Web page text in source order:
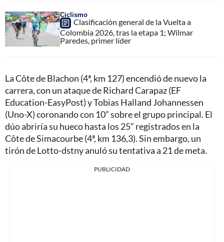
Ciclismo
Clasificación general de la Vuelta a
Colombia 2026, tras la etapa 1; Wilmar
Paredes, primer líder
La Côte de Blachon (4ª, km 127) encendió de nuevo la
carrera, con un ataque de Richard Carapaz (EF
Education-EasyPost) y Tobias Halland Johannessen
(Uno-X) coronando con 10” sobre el grupo principal. El
dúo abriría su hueco hasta los 25” registrados en la
Côte de Simacourbe (4ª, km 136,3). Sin embargo, un
tirón de Lotto-dstny anuló su tentativa a 21 de meta.
PUBLICIDAD